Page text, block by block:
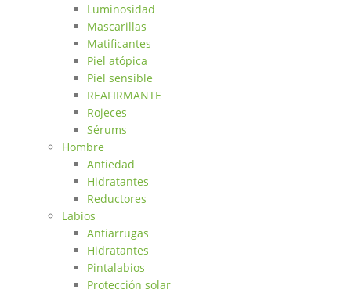
Luminosidad
Mascarillas
Matificantes
Piel atópica
Piel sensible
REAFIRMANTE
Rojeces
Sérums
Hombre
Antiedad
Hidratantes
Reductores
Labios
Antiarrugas
Hidratantes
Pintalabios
Protección solar